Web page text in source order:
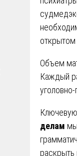
Объем
Каждый
делам